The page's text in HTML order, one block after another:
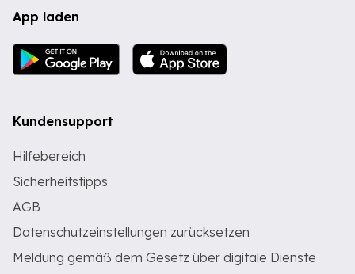
App laden
Kundensupport
Hilfebereich
Sicherheitstipps
AGB
Datenschutzeinstellungen zurücksetzen
Meldung gemäß dem Gesetz über digitale Dienste